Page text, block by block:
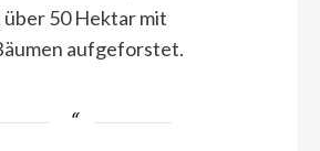
50 Hektar mit
aufgeforstet.